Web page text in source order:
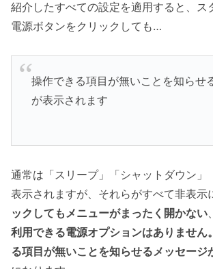
紹介したすべての設定を適用すると、ス
電源ボタンをクリックしても…
操作できる項目が無いことを知らせ
が表示されます
通常は「スリープ」「シャットダウン」
表示されますが、それらがすべて非表示
ックしてもメニューがまったく開かない
利用できる電源オプションはありません。
る項目が無いことを知らせるメッセージ